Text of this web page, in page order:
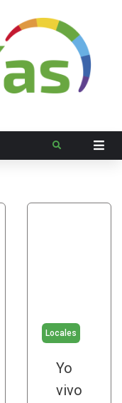
Locales
Yo
vivo